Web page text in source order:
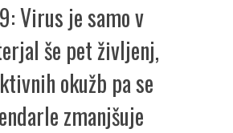
Virus je samo v
še pet življenj,
okužb pa se
zmanjšuje